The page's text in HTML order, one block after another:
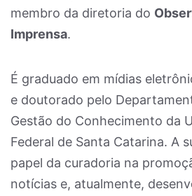
membro da diretoria do
Imprensa.
É graduado em mídias
e doutorado pelo
Gestão do Conhecimento da
Federal de Santa Catarina. A
papel da curadoria na
notícias e, atualmente,